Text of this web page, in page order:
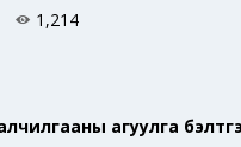
1,214
агуулга